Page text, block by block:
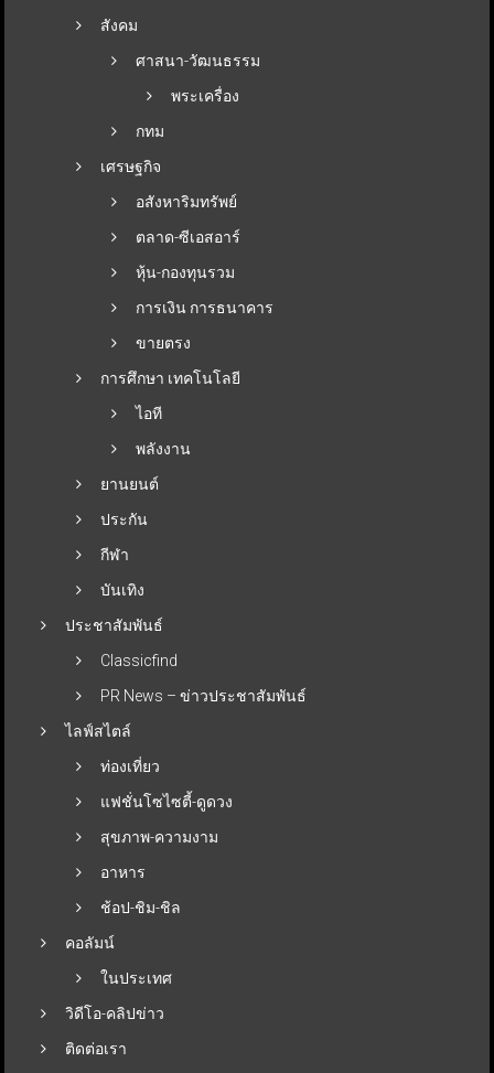
สังคม
ศาสนา-วัฒนธรรม
พระเครื่อง
กทม
เศรษฐกิจ
อสังหาริมทรัพย์
ตลาด-ซีเอสอาร์
หุ้น-กองทุนรวม
การเงิน การธนาคาร
ขายตรง
การศึกษา เทคโนโลยี
ไอที
พลังงาน
ยานยนต์
ประกัน
กีฬา
บันเทิง
ประชาสัมพันธ์
Classicfind
PR News – ข่าวประชาสัมพันธ์
ไลฟ์สไตล์
ท่องเที่ยว
แฟชั่นโซไซตี้-ดูดวง
สุขภาพ-ความงาม
อาหาร
ช้อป-ชิม-ชิล
คอลัมน์
ในประเทศ
วิดีโอ-คลิปข่าว
ติดต่อเรา